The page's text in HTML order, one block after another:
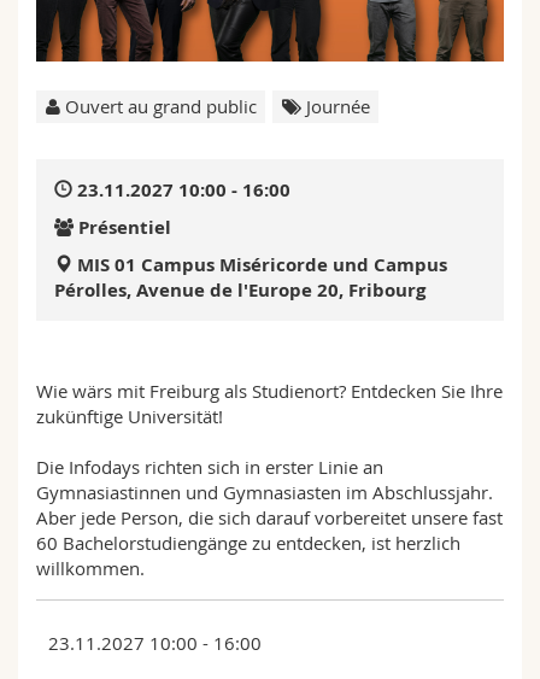
Sciences et médecine
Collaborateurs
Webmail
Ouvert au grand public Journée
23.11.2027 10:00 - 16:00
Présentiel
MIS 01 Campus Miséricorde und Campus
Pérolles, Avenue de l'Europe 20, Fribourg
Wie wärs mit Freiburg als Studienort? Entdecken Sie Ihre
zukünftige Universität!
Die Infodays richten sich in erster Linie an
Gymnasiastinnen und Gymnasiasten im Abschlussjahr.
Aber jede Person, die sich darauf vorbereitet unsere fast
60 Bachelorstudiengänge zu entdecken, ist herzlich
willkommen.
23.11.2027 10:00 - 16:00